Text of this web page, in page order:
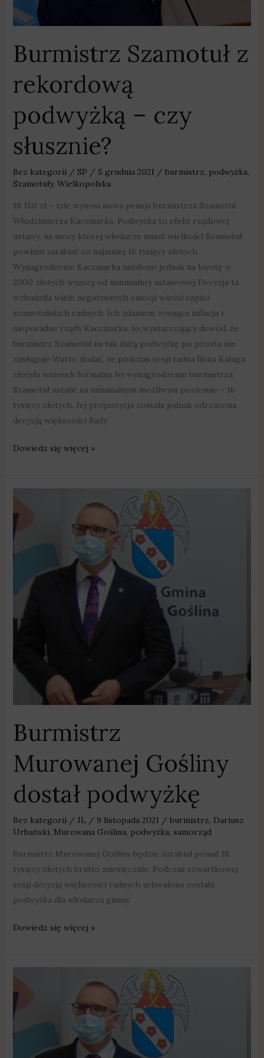
Burmistrz Szamotuł z
rekordową
podwyżką – czy
słusznie?
Bez kategorii/ SP / 5 grudnia 2021 / burmistrz, podwyżka,
Szamotuły, Wielkopolska
18 150 zł – tyle wynosi nowa pensja burmistrza Szamotuł
Włodzimierza Kaczmarka. Podwyżka to efekt rządowej
ustawy, na mocy której włodarze miast wielkości Szamotuł
powinni zarabiać co najmniej 16 tysięcy złotych.
Wynagrodzenie Kaczmarka ustalono jednak na kwotę o
2000 złotych wyższą od minimalnej ustawowej Decyzja ta
wzbudziła wiele negatywnych emocji wśród części
szamotulskich radnych. Ich zdaniem, rosnąca inflacja i
nieporadne rządy Kaczmarka, to wystarczający dowód, że
burmistrz Szamotuł na tak dużą podwyżkę po prostu nie
zasługuje Warto dodać, że podczas sesji radna Ilona Kaluga
złożyła wniosek formalny, by wynagrodzenie burmistrza
Szamotuł ustalić na minimalnym możliwym poziomie – 16
tysięcy złotych. Jej propozycja została jednak odrzucona
decyzją większości Rady
Dowiedz się więcej »
Burmistrz
Murowanej Gośliny
dostał podwyżkę
Bez kategorii/ JL / 9 listopada 2021 / burmistrz, Dariusz
Urbański, Murowana Goślina, podwyżka, samorząd
Burmistrz Murowanej Gośliny będzie zarabiał ponad 18
tysięcy złotych brutto miesięcznie. Podczas czwartkowej
sesji decyzją większości radnych uchwalona została
podwyżka dla włodarza gminy.
Murowanej
dostał
podwyżkę
Dowiedz się więcej »
Murowanej
dostał
podwyżkę